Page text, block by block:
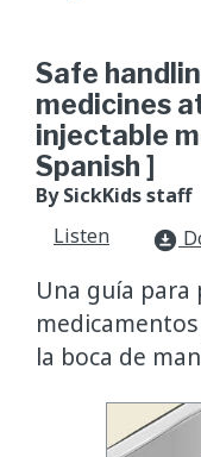
Safe
medicines
injectable
Spanish ]
By SickKids staff
Listen
download_for_offline
Una guía
la boca de